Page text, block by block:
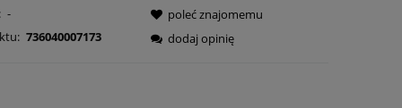
-
736040007173
poleć znajomemu
dodaj opinię